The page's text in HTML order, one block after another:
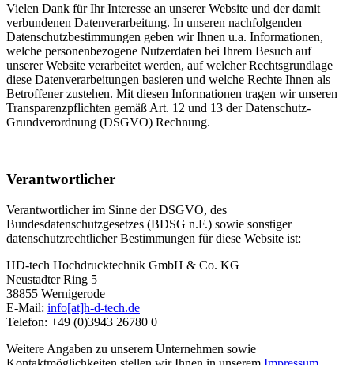
Vielen Dank für Ihr Interesse an unserer Website und der damit
verbundenen Datenverarbeitung. In unseren nachfolgenden
Datenschutzbestimmungen geben wir Ihnen u.a. Informationen,
welche personenbezogene Nutzerdaten bei Ihrem Besuch auf
unserer Website verarbeitet werden, auf welcher Rechtsgrundlage
diese Datenverarbeitungen basieren und welche Rechte Ihnen als
Betroffener zustehen. Mit diesen Informationen tragen wir unseren
Transparenzpflichten gemäß Art. 12 und 13 der Datenschutz-
Grundverordnung (DSGVO) Rechnung.
Verantwortlicher
Verantwortlicher im Sinne der DSGVO, des
Bundesdatenschutzgesetzes (BDSG n.F.) sowie sonstiger
datenschutzrechtlicher Bestimmungen für diese Website ist:
HD-tech Hochdrucktechnik GmbH & Co. KG
Neustadter Ring 5
38855 Wernigerode
E-Mail: info[at]h-d-tech.de
Telefon: +49 (0)3943 26780 0
Weitere Angaben zu unserem Unternehmen sowie